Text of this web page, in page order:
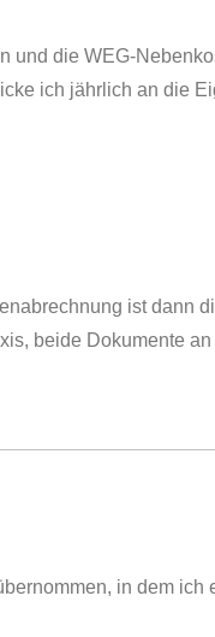
und die WEG-
ich jährlich an die
ist dann
beide Dokumente
in dem ich